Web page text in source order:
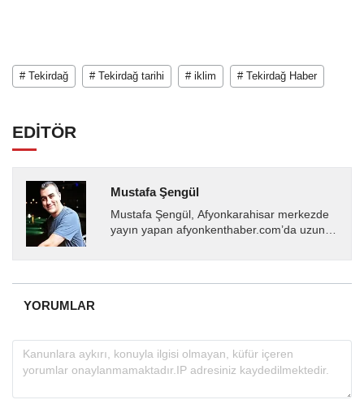
# Tekirdağ # Tekirdağ tarihi # iklim # Tekirdağ Haber
EDİTÖR
Mustafa Şengül
Mustafa Şengül, Afyonkarahisar merkezde
yayın yapan afyonkenthaber.com’da uzun
almakta, haber akışı...
YORUMLAR